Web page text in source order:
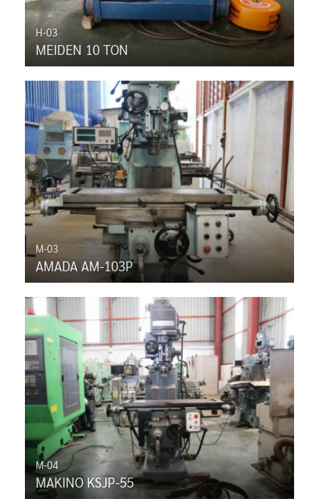
H-03
MEIDEN 10 TON
M-03
AMADA AM-103P
M-04
MAKINO KSJP-55